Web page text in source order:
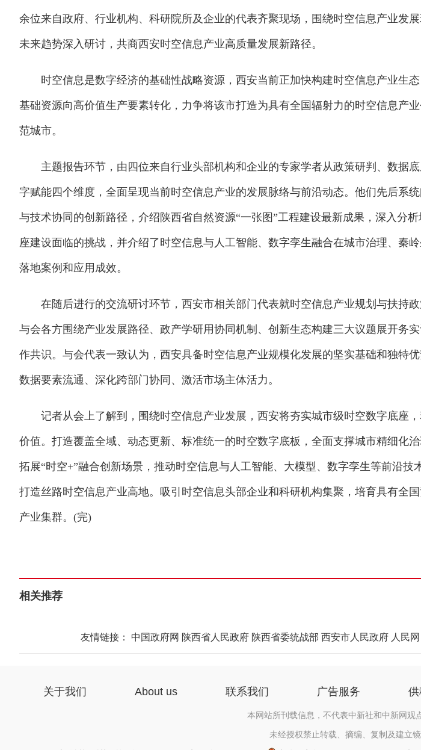
余位来自政府、行业机构、科研院所及企业的代表齐聚现场，围绕时空信息产业发
未来趋势深入研讨，共商西安时空信息产业高质量发展新路径。
时空信息是数字经济的基础性战略资源，西安当前正加快构建时空信息产业生态
基础资源向高价值生产要素转化，力争将该市打造为具有全国辐射力的时空信息产
范城市。
主题报告环节，由四位来自行业头部机构和企业的专家学者从政策研判、数据底
字赋能四个维度，全面呈现当前时空信息产业的发展脉络与前沿动态。他们先后系
与技术协同的创新路径，介绍陕西省自然资源“一张图”工程建设最新成果，深入分
座建设面临的挑战，并介绍了时空信息与人工智能、数字孪生融合在城市治理、秦
落地案例和应用成效。
在随后进行的交流研讨环节，西安市相关部门代表就时空信息产业规划与扶持政
与会各方围绕产业发展路径、政产学研用协同机制、创新生态构建三大议题展开务
作共识。与会代表一致认为，西安具备时空信息产业规模化发展的坚实基础和独特
数据要素流通、深化跨部门协同、激活市场主体活力。
记者从会上了解到，围绕时空信息产业发展，西安将夯实城市级时空数字底座，
价值。打造覆盖全域、动态更新、标准统一的时空数字底板，全面支撑城市精细化
拓展“时空+”融合创新场景，推动时空信息与人工智能、大模型、数字孪生等前沿技
打造丝路时空信息产业高地。吸引时空信息头部企业和科研机构集聚，培育具有全
产业集群。(完)
相关推荐
友情链接： 中国政府网 陕西省人民政府 陕西省委统战部 西安市人民政府 人民网
关于我们 About us 联系我们 广告服务
本网站所刊载信息，不代表中新社和中新网观
未经授权禁止转载、摘编、复制及建立